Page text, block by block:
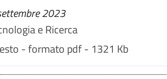
2023
e Ricerca
- formato pdf - 1321 Kb